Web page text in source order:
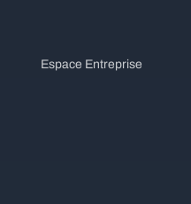
Espace Entreprise